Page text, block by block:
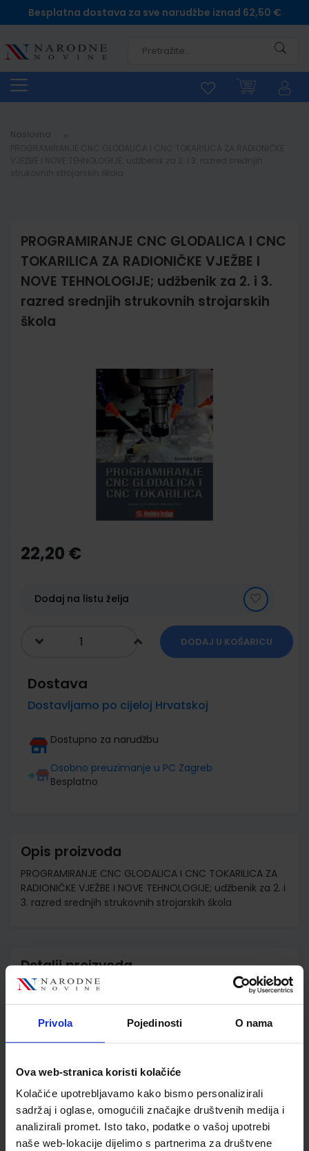
Privola Pojedinosti O nama
Ova web-stranica koristi kolačiće
Kolačiće upotrebljavamo kako bismo personalizirali
sadržaj i oglase, omogućili značajke društvenih medija i
analizirali promet. Isto tako, podatke o vašoj upotrebi
naše web-lokacije dijelimo s partnerima za društvene
Besplatna dostava za sve narudžbe iznad 62,50 €
Naslovna
PROGRAMIRANJE CNC GLODALICA I CNC
TOKARILICA ZA RADIONIČKE VJEŽBE I
NOVE TEHNOLOGIJE; udžbenik za 2. i 3.
razred srednjih strukovnih strojarskih
škola
the
beginning
gallery
22,20 €
Dodaj na listu želja
DODAJ U KOŠARICU
Dostava
Dostavljamo po cijeloj Hrvatskoj
Dostupno za narudžbu
Osobno preuzimanje u PC Zagreb
Besplatno
Opis proizvoda
PROGRAMIRANJE CNC GLODALICA I CNC TOKARILICA ZA
RADIONIČKE VJEŽBE I NOVE TEHNOLOGIJE; udžbenik za 2. i
3. razred srednjih strukovnih strojarskih škola
Detalji proizvoda
Šifra proizvoda
Jedinična mjera
kom
Nakladnik
ŠKOLSKA KNJIGA d.d.
Autor
Vrsta škole
3 STRUKOVNA
Nastavni predmet
TEHNIČKE Š.STROJARST
Reg br min
5343